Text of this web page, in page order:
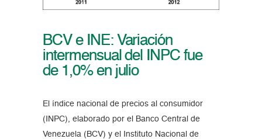
BCV e INE: Variación
intermensual del INPC fue
de 1,0% en julio
El índice nacional de precios al consumidor
(INPC), elaborado por el Banco Central de
Venezuela (BCV) y el Instituto Nacional de